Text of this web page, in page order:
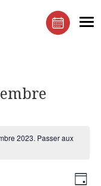
Dornach
Réserver
2023. Passer aux